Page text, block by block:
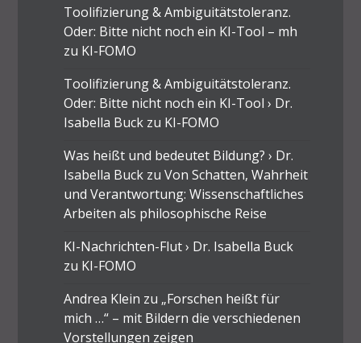
Toolifizierung & Ambiguitätstoleranz.
Oder: Bitte nicht noch ein KI-Tool – mh
zu KI-FOMO
Toolifizierung & Ambiguitätstoleranz.
Oder: Bitte nicht noch ein KI-Tool › Dr.
Isabella Buckzu KI-FOMO
Was heißt und bedeutet Bildung? › Dr.
Isabella Buckzu Von Schatten, Wahrheit
und Verantwortung: Wissenschaftliches
Arbeiten als philosophische Reise
KI-Nachrichten-Flut › Dr. Isabella Buck
zu KI-FOMO
Andrea Klein zu „Forschen heißt für
mich …“ – mit Bildern die verschiedenen
Vorstellungen zeigen